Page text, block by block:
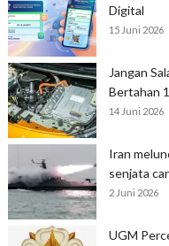
Digital
15 Juni 2026
Jangan
Bertahan
14 Juni 2026
Iran
senjata
2 Juni 2026
UGM